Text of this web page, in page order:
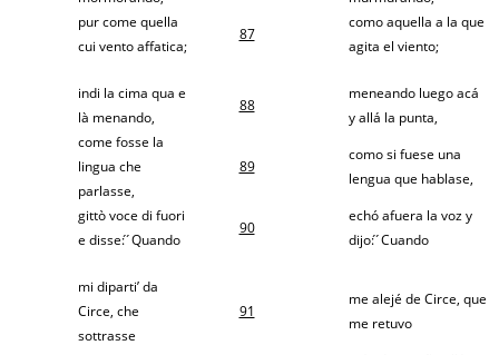
pur come quella
cui vento affatica;
87
como aquella a la que
agita el viento;
indi la cima qua e
là menando,
88
meneando luego acá
y allá la punta,
come fosse la
lingua che
parlasse,
89
como si fuese una
lengua que hablase,
gittò voce di fuori
e disse: ́ ́Quando
90
echó afuera la voz y
dijo: ́ ́Cuando
mi diparti’ da
Circe, che
sottrasse
91
me alejé de Circe, que
me retuvo